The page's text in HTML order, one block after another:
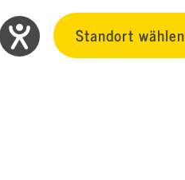
Standort wählen